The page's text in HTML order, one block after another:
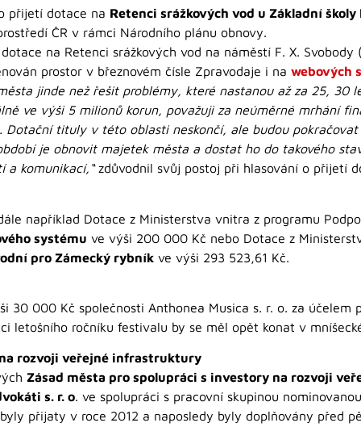
přijetí dotace na Retenci srážkových vod u Základní
ČR v rámci Národního plánu obnovy.
na Retenci srážkových vod na náměstí F. X.
prostor v březnovém čísle Zpravodaje i na webových
jinde než řešit problémy, které nastanou až za 25, 30
ve výši 5 milionů korun, považuji za neúměrné mrhání
tituly v této oblasti neskončí, ale budou
je obnovit majetek města a dostat ho do takového
a komunikací,“zdůvodnil svůj postoj při hlasování o přijetí
například Dotace z Ministerstva vnitra z programu
systému ve výši 200 000 Kč nebo Dotace z
pro Zámecký rybník ve výši 293 523,61 Kč.
30 000 Kč společnosti Anthonea Musica s. r. o. za účelem
letošního ročníku festivalu by se měl opět konat v
rozvoji veřejné infrastruktury
Zásad města pro spolupráci s investory na rozvoji
s. r. o. ve spolupráci s pracovní skupinou
přijaty v roce 2012 a naposledy byly doplňovány před